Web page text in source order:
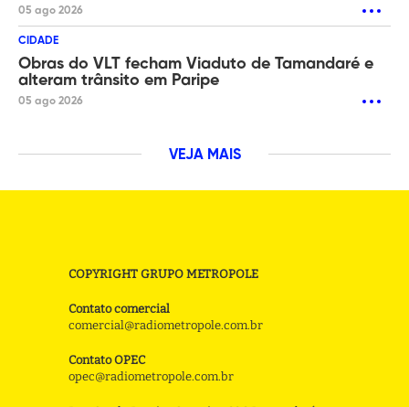
05 ago 2026
CIDADE
Obras do VLT fecham Viaduto de Tamandaré e
alteram trânsito em Paripe
05 ago 2026
VEJA MAIS
COPYRIGHT GRUPO METROPOLE
Contato comercial
comercial@radiometropole.com.br
Contato OPEC
opec@radiometropole.com.br